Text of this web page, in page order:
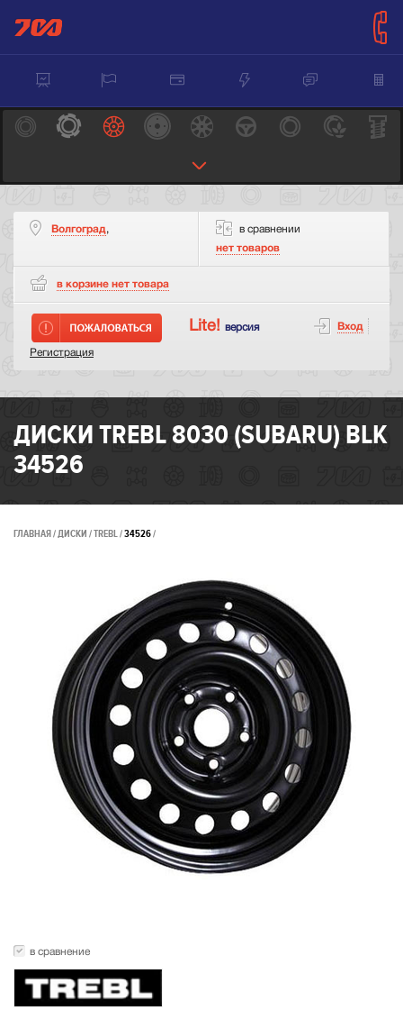
Волгоград,
в сравнении
нет товаров
в корзине нет товара
Lite! версия Вход
Регистрация
ДИСКИ TREBL 8030 (SUBARU) BLK
34526
ГЛАВНАЯ ДИСКИ TREBL 34526
в сравнение